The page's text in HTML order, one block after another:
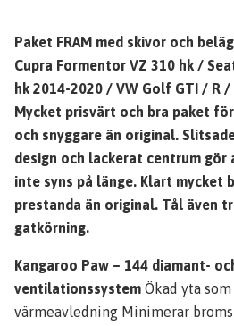
Paket FRAM med skivor och
Cupra Formentor VZ 310 hk /
hk 2014-2020 / VW Golf GTI / R /
Mycket prisvärt och bra paket
och snyggare än original.
design och lackerat centrum
inte syns på länge. Klart mycket
prestanda än original. Tål även
gatkörning.
Kangaroo Paw – 144 diamant-
ventilationssystem Ökad yta
värmeavledning Minimerar